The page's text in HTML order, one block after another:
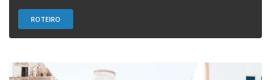
ROTEIRO